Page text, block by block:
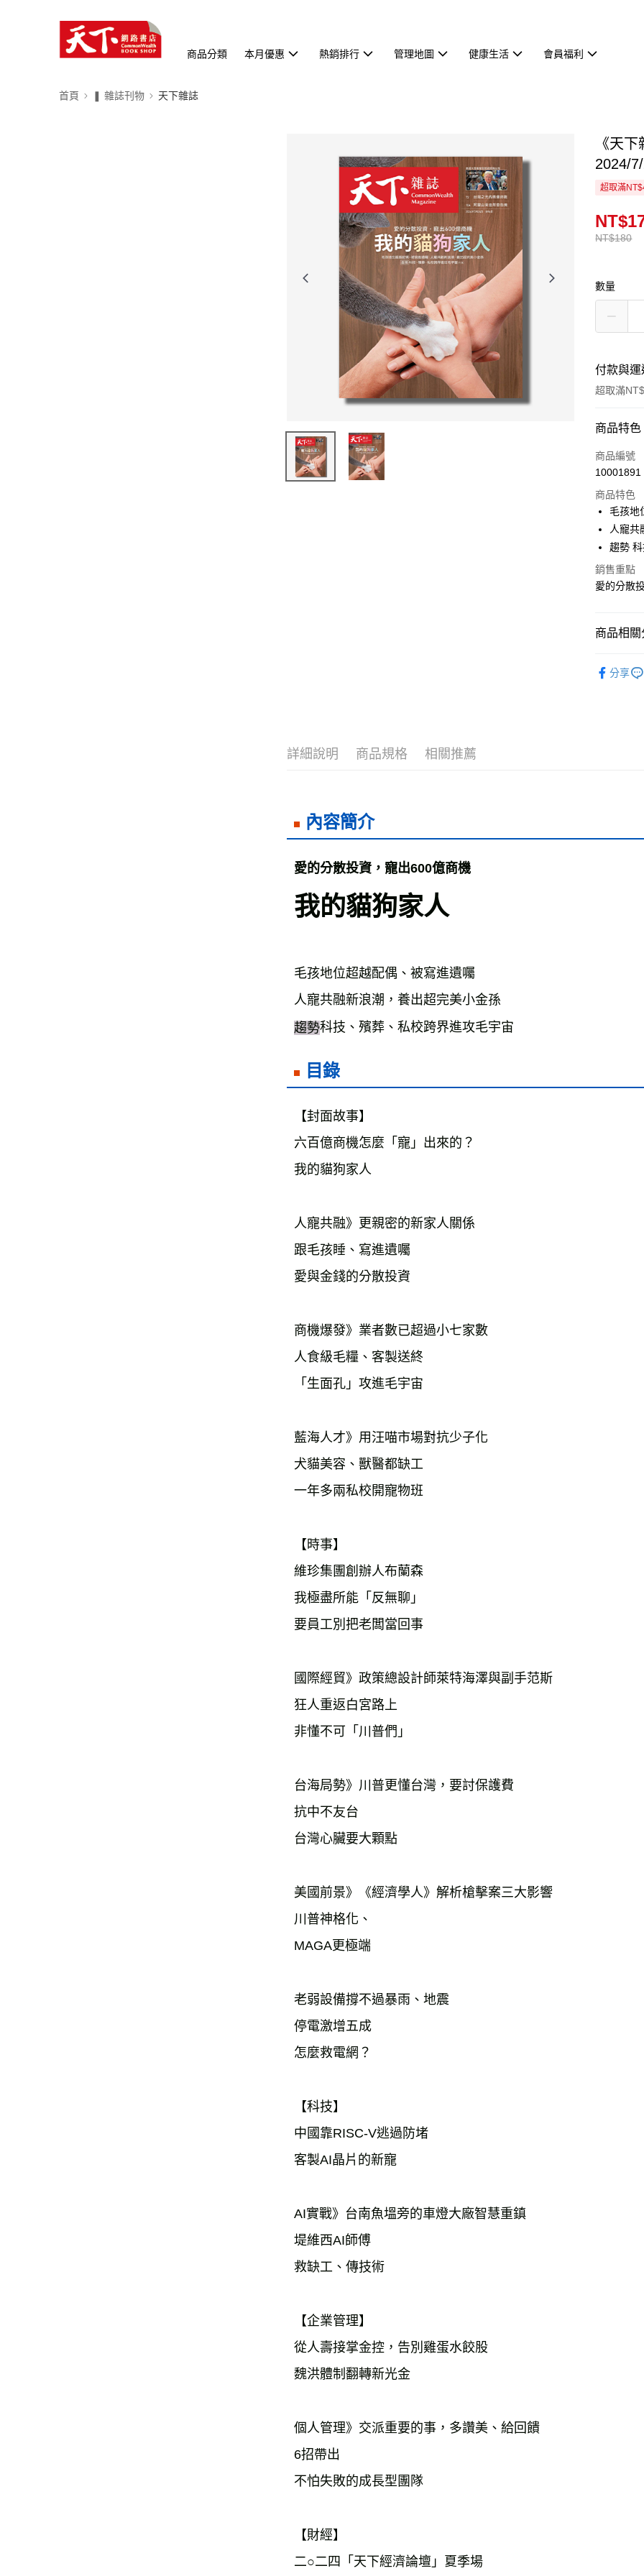
商品分類 本月優惠 熱銷排行 管理地圖 健康生活 會員福利
首頁 ❚ 雜誌刊物 天下雜誌
《天
2024/
超取滿
NT$180
數量
付款與運
超取滿
付款方式
信用卡一次
LINE Pay
Apple Pay
悠遊付
商品特色
商品編號
10001891
商品特色
毛孩地
人寵共
趨勢
銷售重點
愛的分散
商品相關
分享
詳細說明 商品規格 相關推薦
內容簡介
愛的分散投資，寵出600億商機
我的貓狗家人
毛孩地位超越配偶、被寫進遺囑
人寵共融新浪潮，養出超完美小金孫
趨勢科技、殯葬、私校跨界進攻毛宇宙
目錄
【封面故事】
六百億商機怎麼「寵」出來的？
我的貓狗家人
人寵共融》更親密的新家人關係
跟毛孩睡、寫進遺囑
愛與金錢的分散投資
商機爆發》業者數已超過小七家數
人食級毛糧、客製送終
「生面孔」攻進毛宇宙
藍海人才》用汪喵市場對抗少子化
犬貓美容、獸醫都缺工
一年多兩私校開寵物班
【時事】
維珍集團創辦人布蘭森
我極盡所能「反無聊」
要員工別把老闆當回事
國際經貿》政策總設計師萊特海澤與副手范斯
狂人重返白宮路上
非懂不可「川普們」
台海局勢》川普更懂台灣，要討保護費
抗中不友台
台灣心臟要大顆點
美國前景》《經濟學人》解析槍擊案三大影響
川普神格化、
MAGA更極端
老弱設備撐不過暴雨、地震
停電激增五成
怎麼救電網？
【科技】
中國靠RISC-V逃過防堵
客製AI晶片的新寵
AI實戰》台南魚塭旁的車燈大廠智慧重鎮
堤維西AI師傅
救缺工、傳技術
【企業管理】
從人壽接掌金控，告別雞蛋水餃股
魏洪體制翻轉新光金
個人管理》交派重要的事，多讚美、給回饋
6招帶出
不怕失敗的成長型團隊
【財經】
二○二四「天下經濟論壇」夏季場